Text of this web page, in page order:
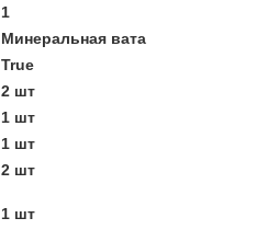
1
Минеральная вата
True
2 шт
1 шт
1 шт
2 шт
1 шт